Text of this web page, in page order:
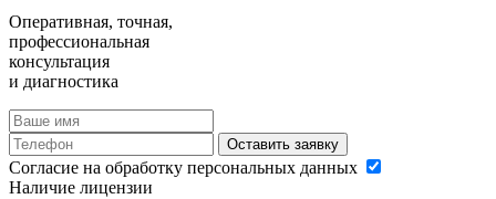
Оперативная, точная,
профессиональная
консультация
и диагностика
Оставить заявку
Согласие на обработку персональных данных
Наличие лицензии